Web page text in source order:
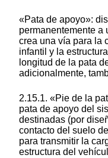
«Pata de apoyo»:
permanentemente a
crea una vía para la
infantil y la
longitud de la pata
adicionalmente,
2.15.1. «Pie de la
pata de apoyo del
destinadas (por
contacto del suelo
para transmitir la
estructura del